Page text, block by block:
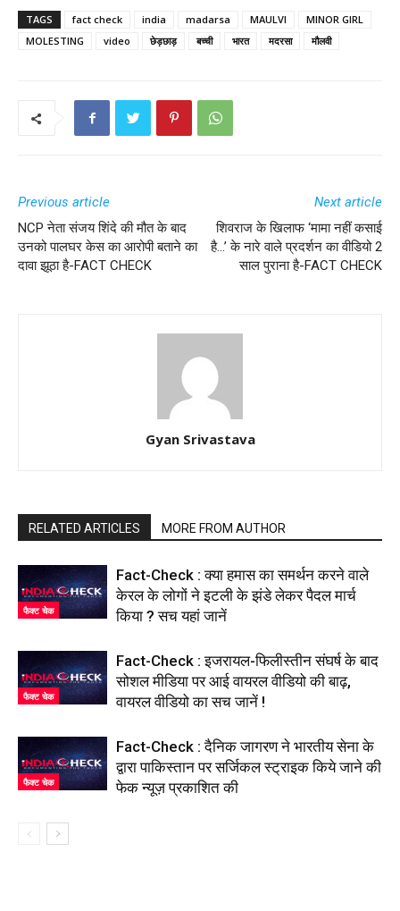
TAGS fact check india madarsa MAULVI
MINOR GIRL
MOLESTING
video छेड़छाड़ बच्ची भारत मदरसा मौलवी
Previous article
NCP नेता संजय शिंदे की मौत के बाद
उनको पालघर केस का आरोपी बताने का
दावा झूठा है-FACT CHECK
Next article
शिवराज के खिलाफ ‘मामा नहीं कसाई
है…’ के नारे वाले प्रदर्शन का वीडियो 2
साल पुराना है-FACT CHECK
Gyan Srivastava
RELATED ARTICLES MORE FROM AUTHOR
फैक्ट चेक
Fact-Check : क्या हमास का समर्थन करने वाले
केरल के लोगों ने इटली के झंडे लेकर पैदल मार्च
किया ? सच यहां जानें
फैक्ट चेक
Fact-Check : इजरायल-फिलीस्तीन संघर्ष के बाद
सोशल मीडिया पर आई वायरल वीडियो की बाढ़,
वायरल वीडियो का सच जानें !
फैक्ट चेक
Fact-Check : दैनिक जागरण ने भारतीय सेना के
द्वारा पाकिस्तान पर सर्जिकल स्ट्राइक किये जाने की
फेक न्यूज़ प्रकाशित की